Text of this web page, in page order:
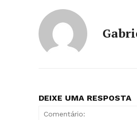
DEIXE UMA RESPOSTA